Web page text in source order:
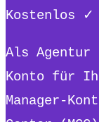
Kostenlos
Als Agentur
Konto für
Manager-